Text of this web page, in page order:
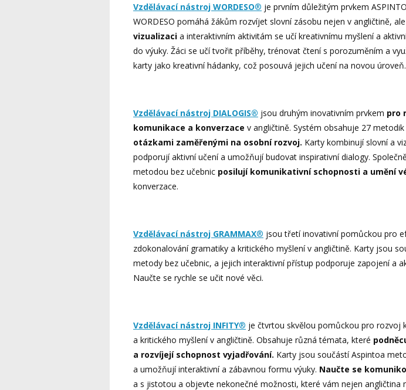
Vzdělávací nástroj WORDESO® je prvním důležitým prvkem
WORDESO pomáhá žákům rozvíjet slovní zásobu nejen v angličtině,
vizualizaci a interaktivním aktivitám se učí kreativnímu myšlení a
do výuky. Žáci se učí tvořit příběhy, trénovat čtení s porozuměním a
karty jako kreativní hádanky, což posouvá jejich učení na novou úroveň.
Vzdělávací nástroj DIALOGIS® jsou druhým inovativním prvkem pro
komunikace a konverzace v angličtině. Systém obsahuje 27 metodik
otázkami zaměřenými na osobní rozvoj. Karty kombinují slovní a
podporují aktivní učení a umožňují budovat inspirativní dialogy.
metodou bez učebnic posilují komunikativní schopnosti a umění
konverzace.
Vzdělávací nástroj GRAMMAX® jsou třetí inovativní pomůckou pro
zdokonalování gramatiky a kritického myšlení v angličtině. Karty jsou
metody bez učebnic, a jejich interaktivní přístup podporuje zapojení a
Naučte se rychle se učit nové věci.
Vzdělávací nástroj INFITY® je čtvrtou skvělou pomůckou pro rozvoj
a kritického myšlení v angličtině. Obsahuje různá témata, které
a rozvíjejí schopnost vyjadřování. Karty jsou součástí Aspintoa
a umožňují interaktivní a zábavnou formu výuky. Naučte se
a s jistotou a objevte nekonečné možnosti, které vám nejen angličtina